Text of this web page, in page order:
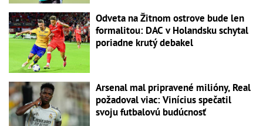
Odveta na Žitnom ostrove bude len
formalitou: DAC v Holandsku schytal
poriadne krutý debakel
Arsenal mal pripravené milióny, Real
požadoval viac: Vinícius spečatil
svoju futbalovú budúcnosť